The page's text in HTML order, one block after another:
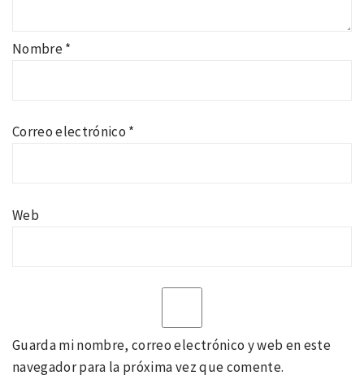
Nombre*
Correo electrónico *
Web
Guarda mi nombre, correo electrónico y web en este
navegador para la próxima vez que comente.